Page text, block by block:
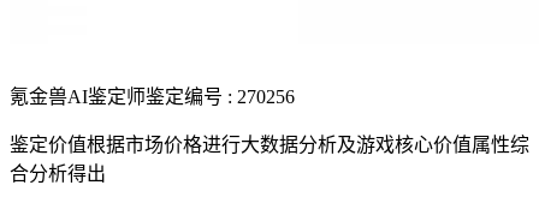
氪金兽AI鉴定师鉴定编号 : 270256
鉴定价值根据市场价格进行大数据分析及游戏核心价值属性综
合分析得出